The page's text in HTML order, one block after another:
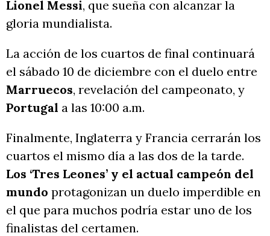
Lionel Messi, que sueña con alcanzar la
gloria mundialista.
La acción de los cuartos de final continuará
el sábado 10 de diciembre con el duelo entre
Marruecos, revelación del campeonato, y
Portugal a las 10:00 a.m.
Finalmente, Inglaterra y Francia cerrarán los
cuartos el mismo día a las dos de la tarde.
Los ‘Tres Leones’ y el actual campeón del
mundo protagonizan un duelo imperdible en
el que para muchos podría estar uno de los
finalistas del certamen.